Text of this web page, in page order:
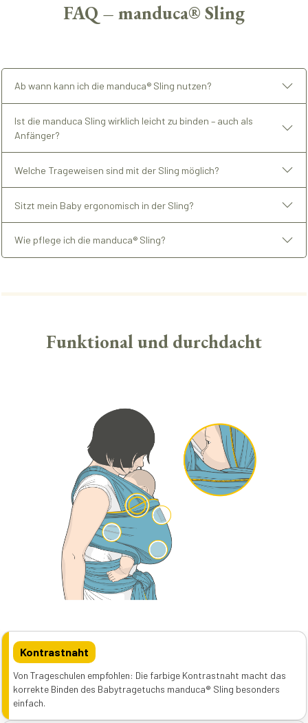
FAQ – manduca® Sling
Ab wann kann ich die manduca® Sling nutzen?
Ist die manduca Sling wirklich leicht zu binden – auch als
Anfänger?
Welche Trageweisen sind mit der Sling möglich?
Sitzt mein Baby ergonomisch in der Sling?
Wie pflege ich die manduca® Sling?
Funktional und durchdacht
Kontrastnaht
Von Trageschulen empfohlen: Die farbige Kontrastnaht macht das
korrekte Binden des Babytragetuchs manduca® Sling besonders
einfach.